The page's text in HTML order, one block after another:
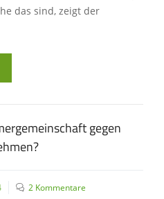
das sind, zeigt der
gegen
2 Kommentare